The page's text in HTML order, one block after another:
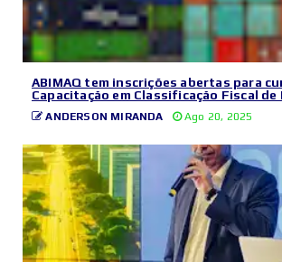
ABIMAQ tem inscrições abertas para
Capacitação em Classificação Fiscal de
ANDERSON MIRANDA Ago 20, 2025